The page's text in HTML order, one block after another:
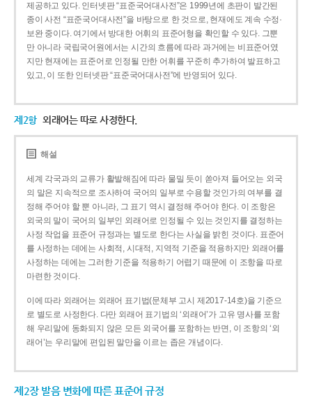
제공하고 있다. 인터넷판 “표준국어대사전”은 1999년에 초판이 발간된
종이 사전 “표준국어대사전”을 바탕으로 한 것으로, 현재에도 계속 수정·
보완 중이다. 여기에서 방대한 어휘의 표준어형을 확인할 수 있다. 그뿐
만 아니라 국립국어원에서는 시간의 흐름에 따라 과거에는 비표준어였
지만 현재에는 표준어로 인정될 만한 어휘를 꾸준히 추가하여 발표하고
있고, 이 또한 인터넷판 “표준국어대사전”에 반영되어 있다.
제2항 외래어는 따로 사정한다.
해설
세계 각국과의 교류가 활발해짐에 따라 물밀 듯이 쏟아져 들어오는 외국
의 말은 지속적으로 조사하여 국어의 일부로 수용할 것인가의 여부를 결
정해 주어야 할 뿐 아니라, 그 표기 역시 결정해 주어야 한다. 이 조항은
외국의 말이 국어의 일부인 외래어로 인정될 수 있는 것인지를 결정하는
사정 작업을 표준어 규정과는 별도로 한다는 사실을 밝힌 것이다. 표준어
를 사정하는 데에는 사회적, 시대적, 지역적 기준을 적용하지만 외래어를
사정하는 데에는 그러한 기준을 적용하기 어렵기 때문에 이 조항을 따로
마련한 것이다.
이에 따라 외래어는 외래어 표기법(문체부 고시 제2017-14호)을 기준으
로 별도로 사정한다. 다만 외래어 표기법의 ‘외래어’가 고유 명사를 포함
해 우리말에 동화되지 않은 모든 외국어를 포함하는 반면, 이 조항의 ‘외
래어’는 우리말에 편입된 말만을 이르는 좁은 개념이다.
제2장 발음 변화에 따른 표준어 규정